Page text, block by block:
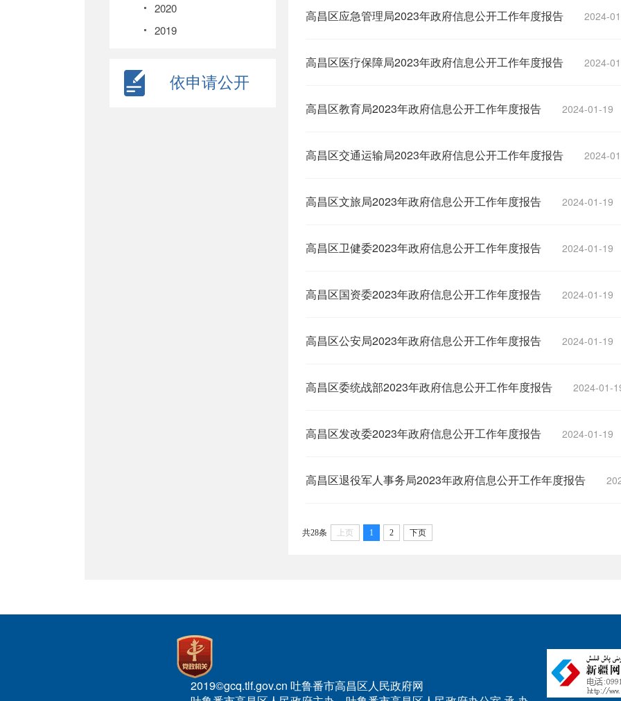
2020
2019
依申请公开
高昌区应急管理局2023年政府信息公开工作年度报告 2024-
高昌区医疗保障局2023年政府信息公开工作年度报告 2024-
高昌区教育局2023年政府信息公开工作年度报告 2024-01-19
高昌区交通运输局2023年政府信息公开工作年度报告 2024-
高昌区文旅局2023年政府信息公开工作年度报告 2024-01-19
高昌区卫健委2023年政府信息公开工作年度报告 2024-01-19
高昌区国资委2023年政府信息公开工作年度报告 2024-01-19
高昌区公安局2023年政府信息公开工作年度报告 2024-01-19
高昌区委统战部2023年政府信息公开工作年度报告 2024-01-
高昌区发改委2023年政府信息公开工作年度报告 2024-01-19
高昌区退役军人事务局2023年政府信息公开工作年度报告
共28条 上页 1 2 下页
2019©gcq.tlf.gov.cn 吐鲁番市高昌区人民政府网